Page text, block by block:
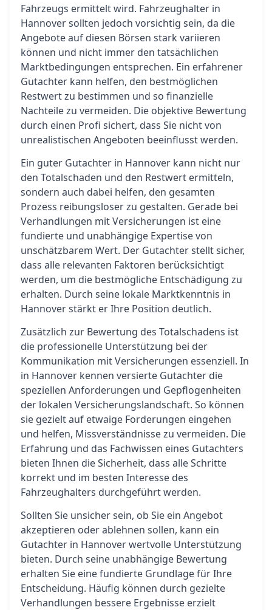
Fahrzeugs ermittelt wird. Fahrzeughalter in
Hannover sollten jedoch vorsichtig sein, da die
Angebote auf diesen Börsen stark variieren
können und nicht immer den tatsächlichen
Marktbedingungen entsprechen. Ein erfahrener
Gutachter kann helfen, den bestmöglichen
Restwert zu bestimmen und so finanzielle
Nachteile zu vermeiden. Die objektive Bewertung
durch einen Profi sichert, dass Sie nicht von
unrealistischen Angeboten beeinflusst werden.
Ein guter Gutachter in Hannover kann nicht nur
den Totalschaden und den Restwert ermitteln,
sondern auch dabei helfen, den gesamten
Prozess reibungsloser zu gestalten. Gerade bei
Verhandlungen mit Versicherungen ist eine
fundierte und unabhängige Expertise von
unschätzbarem Wert. Der Gutachter stellt sicher,
dass alle relevanten Faktoren berücksichtigt
werden, um die bestmögliche Entschädigung zu
erhalten. Durch seine lokale Marktkenntnis in
Hannover stärkt er Ihre Position deutlich.
Zusätzlich zur Bewertung des Totalschadens ist
die professionelle Unterstützung bei der
Kommunikation mit Versicherungen essenziell. In
in Hannover kennen versierte Gutachter die
speziellen Anforderungen und Gepflogenheiten
der lokalen Versicherungslandschaft. So können
sie gezielt auf etwaige Forderungen eingehen
und helfen, Missverständnisse zu vermeiden. Die
Erfahrung und das Fachwissen eines Gutachters
bieten Ihnen die Sicherheit, dass alle Schritte
korrekt und im besten Interesse des
Fahrzeughalters durchgeführt werden.
Sollten Sie unsicher sein, ob Sie ein Angebot
akzeptieren oder ablehnen sollen, kann ein
Gutachter in Hannover wertvolle Unterstützung
bieten. Durch seine unabhängige Bewertung
erhalten Sie eine fundierte Grundlage für Ihre
Entscheidung. Häufig können durch gezielte
Verhandlungen bessere Ergebnisse erzielt